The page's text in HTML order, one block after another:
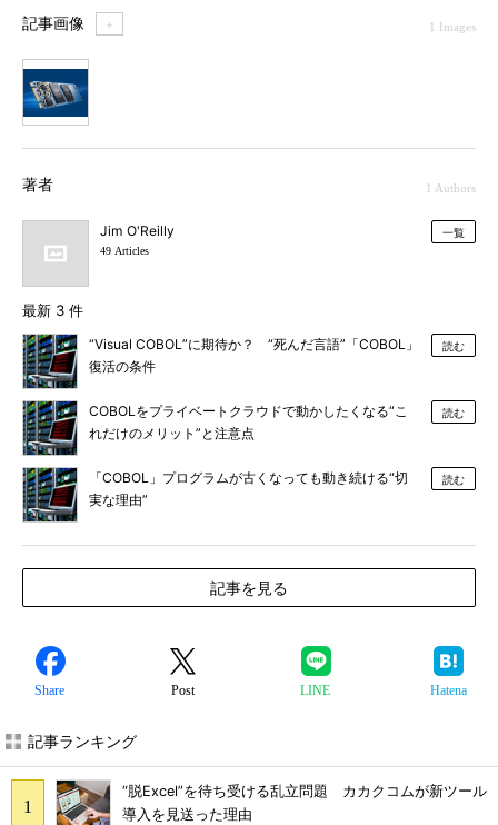
記事画像 ＋ 1 Images
著者 1 Authors
Jim O'Reilly
49 Articles
一覧
最新 3 件
“Visual COBOL”に期待か？ “死んだ言語”「COBOL」
復活の条件
読む
COBOLをプライベートクラウドで動かしたくなる“こ
れだけのメリット”と注意点
読む
「COBOL」プログラムが古くなっても動き続ける“切
実な理由”
読む
記事を見る
Share Post LINE Hatena
記事ランキング
“脱Excel”を待ち受ける乱立問題 カカクコムが新ツール
導入を見送った理由